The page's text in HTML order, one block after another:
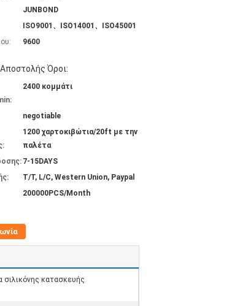
JUNBOND
ISO9001、ISO14001、ISO45001
9600
Όροι:
2400 κομμάτι
negotiable
1200 χαρτοκιβώτια/20ft με την
παλέτα
7-15DAYS
T/T, L/C, Western Union, Paypal
200000PCS/Month
σιλικόνης κατασκευής